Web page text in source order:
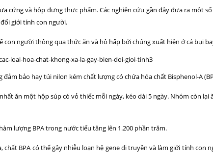
cứng và hộp đựng thực phẩm. Các nghiên cứu gần đây đưa ra một
giới tính con người.
người thông qua thức ăn và hô hấp bởi chúng xuất hiện ở cả bụi
bảo hay túi nilon kém chất lượng có chứa hóa chất Bisphenol-A
ăn một hộp súp có vỏ thiếc mỗi ngày, kéo dài 5 ngày. Nhóm còn
lượng BPA trong nước tiểu tăng lên 1.200 phần trăm.
BPA có thể gây nhiễu loạn hệ gene di truyền và làm giới tính